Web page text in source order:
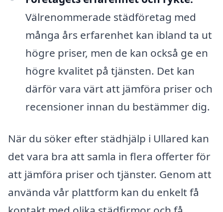
Välrenommerade städföretag med
många års erfarenhet kan ibland ta ut
högre priser, men de kan också ge en
högre kvalitet på tjänsten. Det kan
därför vara värt att jämföra priser och
recensioner innan du bestämmer dig.
När du söker efter städhjälp i Ullared kan
det vara bra att samla in flera offerter för
att jämföra priser och tjänster. Genom att
använda vår plattform kan du enkelt få